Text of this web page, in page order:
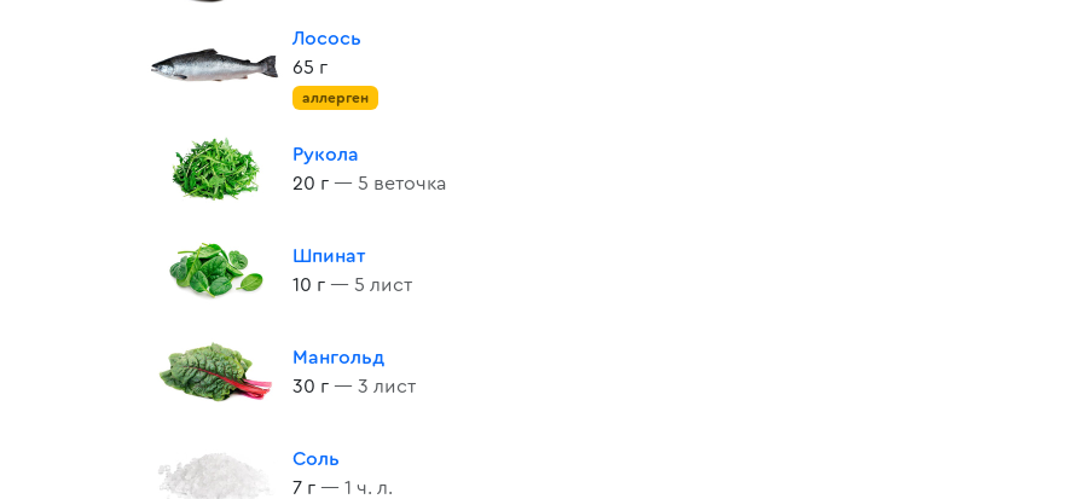
Лосось
65 г
аллерген
Рукола
20 г — 5 веточка
Шпинат
10 г — 5 лист
Мангольд
30 г — 3 лист
Соль
7 г — 1 ч. л.